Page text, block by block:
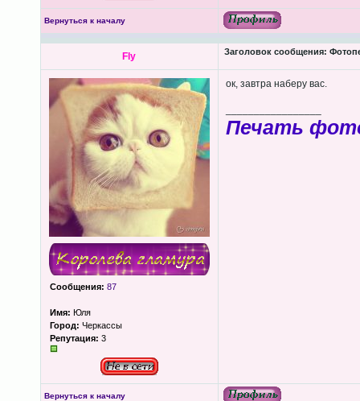
Вернуться к началу
Fly Заголовок сообщения:
Сообщения: 87
Имя: Юля
Город: Черкассы
Репутация: 3
ок, завтра наберу вас.
Печать
Вернуться к началу